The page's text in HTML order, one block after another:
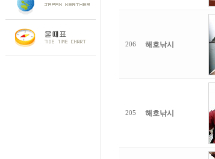
206 해호낚시
205 해호낚시